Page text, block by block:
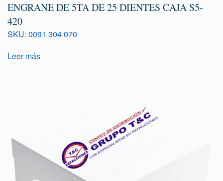
ENGRANE DE 5TA DE 25 DIENTES CAJA S5-
420
SKU: 0091 304 070
Leer más